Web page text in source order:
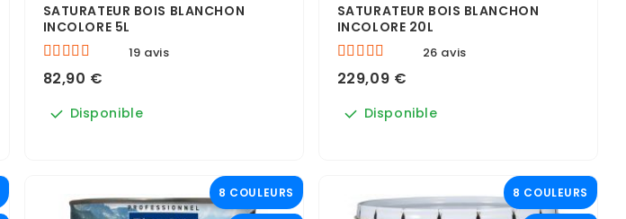
SATURATEUR BOIS BLANCHON
INCOLORE 5L
19 avis
82,90 €
Disponible
SATURATEUR BOIS BLANCHON
INCOLORE 20L
26 avis
229,09 €
Disponible
8 COULEURS 8 COULEURS